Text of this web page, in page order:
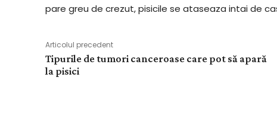
pare greu de crezut, pisicile se ataseaza intai de
Articolul precedent
Tipurile de tumori canceroase care pot să apară
la pisici